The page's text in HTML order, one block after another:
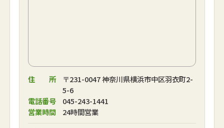
住 所
〒231-0047 神奈川県横浜市中区羽衣町2-
5-6
電話番号
045-243-1441
営業時間
24時間営業